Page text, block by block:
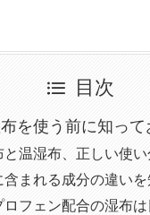
目次
を使う前に知って
と温湿布、正しい使
含まれる成分の違いを
ロフェン配合の湿布